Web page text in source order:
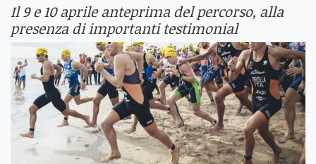
Il 9 e 10 aprile anteprima del percorso, alla
presenza di importanti testimonial